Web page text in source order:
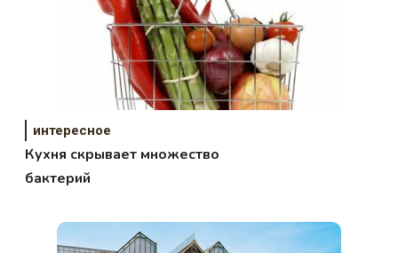
интересное
Кухня скрывает множество
бактерий